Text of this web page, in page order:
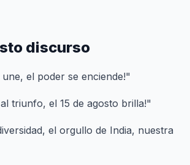
discurso
une, el poder se enciende!"
triunfo, el 15 de agosto brilla!"
el orgullo de India, nuestra